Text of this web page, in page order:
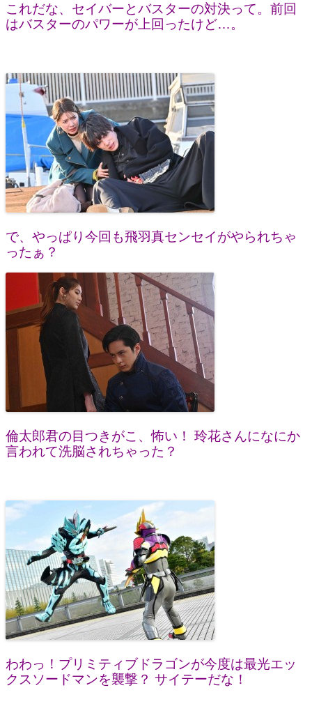
これだな、セイバーとバスターの対決って。前回
はバスターのパワーが上回ったけど…。
で、やっぱり今回も飛羽真センセイがやられちゃ
ったぁ？
倫太郎君の目つきがこ、怖い！ 玲花さんになにか
言われて洗脳されちゃった？
わわっ！プリミティブドラゴンが今度は最光エッ
クスソードマンを襲撃？ サイテーだな！